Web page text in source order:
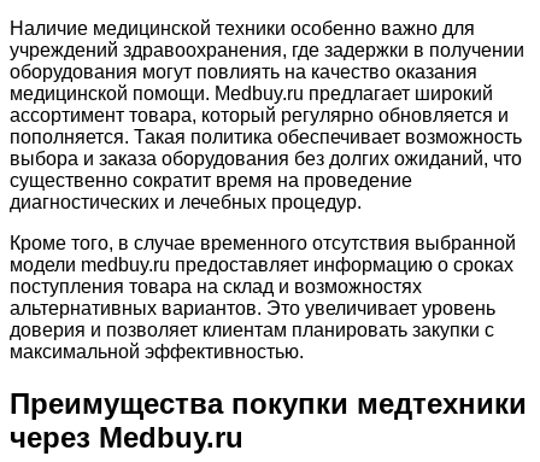
Наличие медицинской техники особенно важно для
учреждений здравоохранения, где задержки в получении
оборудования могут повлиять на качество оказания
медицинской помощи. Medbuy.ru предлагает широкий
ассортимент товара, который регулярно обновляется и
пополняется. Такая политика обеспечивает возможность
выбора и заказа оборудования без долгих ожиданий, что
существенно сократит время на проведение
диагностических и лечебных процедур.
Кроме того, в случае временного отсутствия выбранной
модели medbuy.ru предоставляет информацию о сроках
поступления товара на склад и возможностях
альтернативных вариантов. Это увеличивает уровень
доверия и позволяет клиентам планировать закупки с
максимальной эффективностью.
Преимущества покупки медтехники
через Medbuy.ru